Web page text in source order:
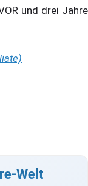
und drei Jahre
Welt